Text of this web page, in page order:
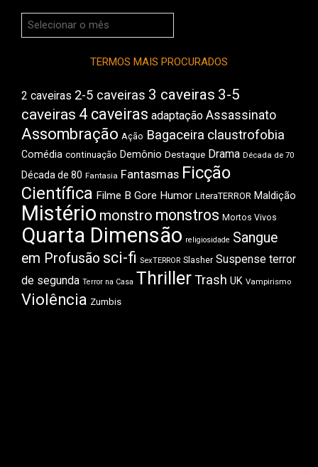
Arquivos
do
TERMOS MAIS PROCURADOS
2 caveiras 2-5 caveiras 3 caveiras 3-5
caveiras 4 caveiras adaptação Assassinato
Assombração Ação Bagaceira claustrofobia
Comédia continuação Demônio Destaque Drama Década de 70
Década de 80 Fantasia Fantasmas Ficção
Científica Filme B Gore Humor LiteraTERROR Maldição
Mistério monstro monstros Mortos Vivos
Quarta Dimensão religiosidade Sangue
em Profusão sci-fi SexTERROR Slasher Suspense terror
de segunda Terror na Casa ThrillerTrash UK Vampirismo
Violência Zumbis